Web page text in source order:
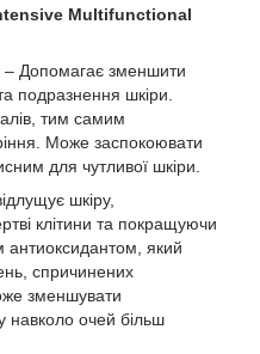
Multifunctional
– Допомагає зменшити
подразнення шкіри.
тим самим
Може заспокоювати
для чутливої шкіри.
шкіру,
клітини та покращуючи
антиоксидантом, який
спричинених
зменшувати
навколо очей більш